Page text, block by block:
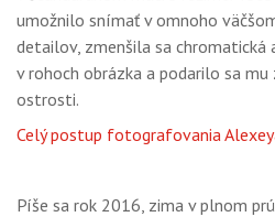
umožnilo snímať v omnoho
detailov, zmenšila sa chromatická
v rohoch obrázka a podarilo sa
ostrosti.
Celý postup fotografovania
Píše sa rok 2016, zima v plnom